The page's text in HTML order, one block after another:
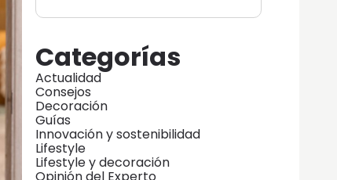
Categorías
Actualidad
Consejos
Decoración
Guías
Innovación y sostenibilidad
Lifestyle
Lifestyle y decoración